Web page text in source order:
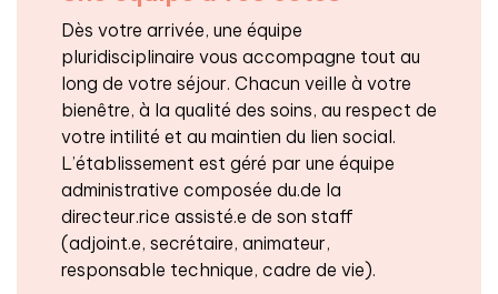
Dès votre arrivée, une équipe
pluridisciplinaire vous accompagne tout au
long de votre séjour. Chacun veille à votre
bienêtre, à la qualité des soins, au respect de
votre intilité et au maintien du lien social.
L’établissement est géré par une équipe
administrative composée du.de la
directeur.rice assisté.e de son staff
(adjoint.e, secrétaire, animateur,
responsable technique, cadre de vie).